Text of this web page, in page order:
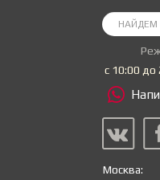
с 10:00 до
Москва: